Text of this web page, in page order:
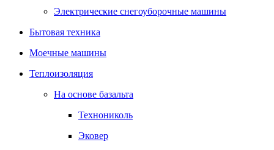
Электрические снегоуборочные машины
Бытовая техника
Моечные машины
Теплоизоляция
На основе базальта
Технониколь
Эковер